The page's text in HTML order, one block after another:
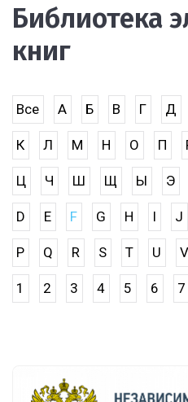
Библиотека
книг
Все А Б В Г Д
К Л М Н О П
Ц Ч Ш Щ Ы Э
D E F G H I J
P Q R S T U V
1 2 3 4 5 6 7